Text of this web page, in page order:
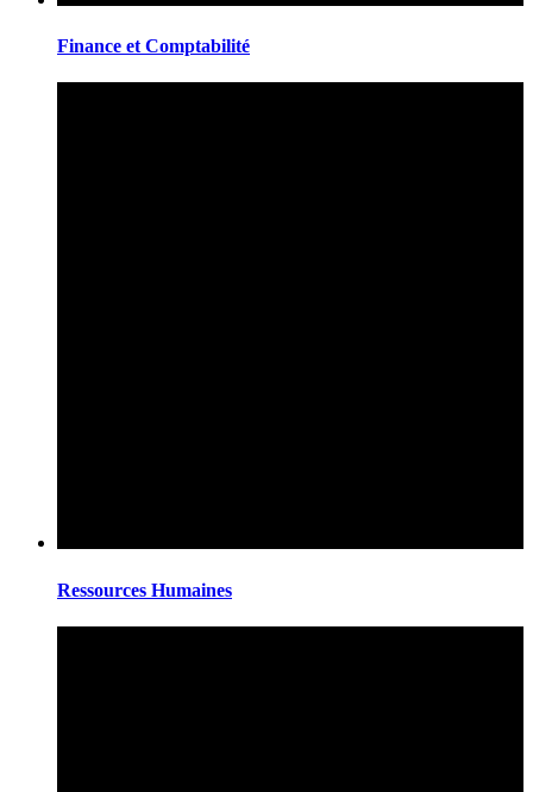
Finance et Comptabilité
Ressources Humaines